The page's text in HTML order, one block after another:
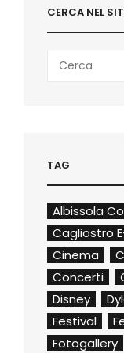
CERCA NEL
for:
TAG
Albissola
Cagliostro
Cinema
Concerti
Disney
Festival
Fotogallery